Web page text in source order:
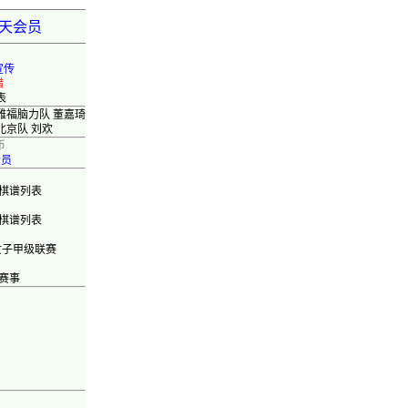
会员
传
福脑力队 董嘉琦
京队 刘欢
谱列表
谱列表
甲级联赛
事